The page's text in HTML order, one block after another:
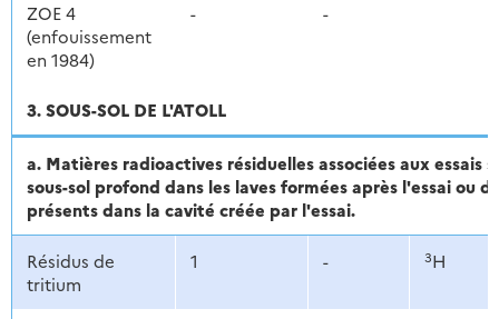
ZOE 4
(enfouissement
en 1984)
- -
3. SOUS-SOL DE L'ATOLL
a. Matières radioactives résiduelles associées aux essais
sous-sol profond dans les laves formées après l'essai ou
présents dans la cavité créée par l'essai.
Résidus de
tritium
1 - 3H